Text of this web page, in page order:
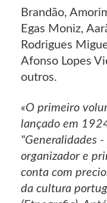
Brandão,
Egas Moniz,
Rodrigues
Afonso Lopes
outros.
«O primeiro
lançado em
"Generalidades -
organizador e
conta com
da cultura